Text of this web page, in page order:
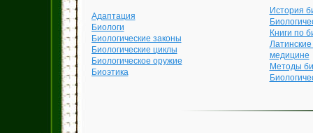
Адаптация
Биологи
Биологические законы
Биологические циклы
Биологическое оружие
Биоэтика
История
Книги по
медицине
Методы